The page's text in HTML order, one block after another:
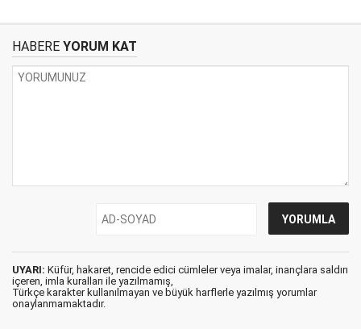
HABERE YORUM KAT
UYARI: Küfür, hakaret, rencide edici cümleler veya imalar, inançlara saldırı
içeren, imla kuralları ile yazılmamış,
Türkçe karakter kullanılmayan ve büyük harflerle yazılmış yorumlar
onaylanmamaktadır.